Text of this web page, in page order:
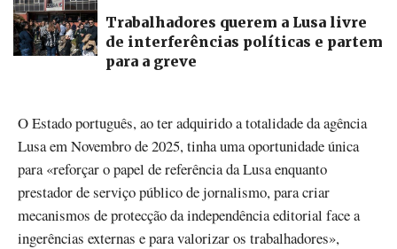
Trabalhadores querem a Lusa livre
de interferências políticas e partem
para a greve
O Estado português, ao ter adquirido a totalidade da agência
Lusa em Novembro de 2025, tinha uma oportunidade única
para «reforçar o papel de referência da Lusa enquanto
prestador de serviço público de jornalismo, para criar
mecanismos de protecção da independência editorial face a
ingerências externas e para valorizar os trabalhadores»,